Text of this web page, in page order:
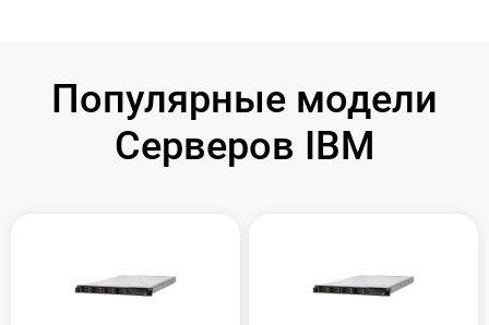
Популярные модели
Серверов IBM